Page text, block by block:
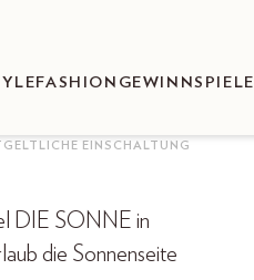
FASHION GEWINNSPIELE
EINSCHALTUNG
DIE SONNE in
die Sonnenseite